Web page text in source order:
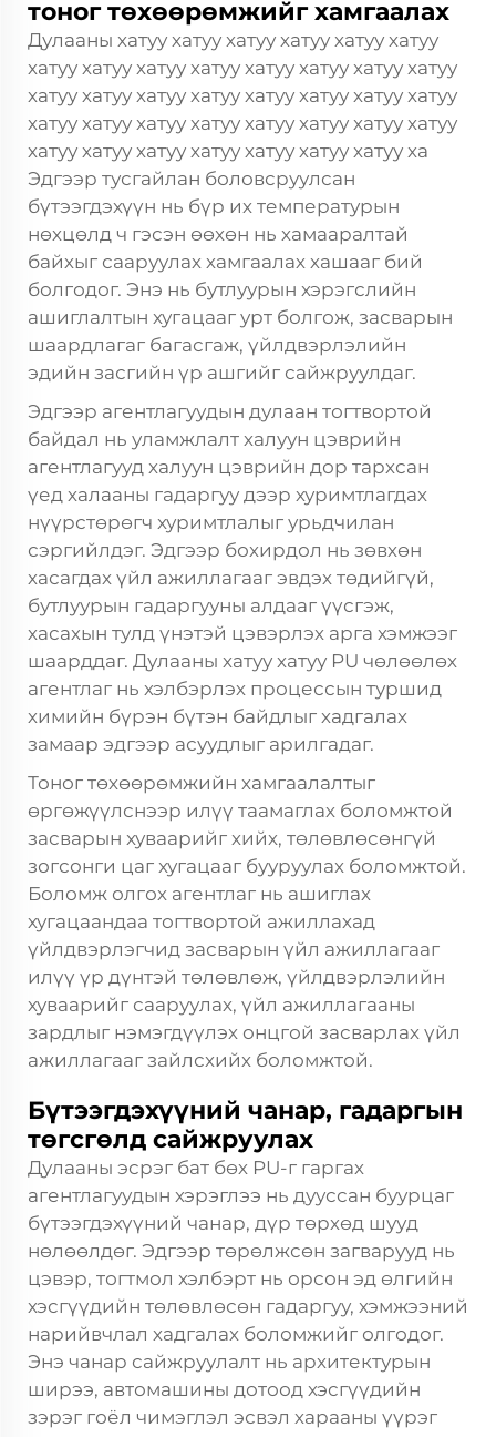
тоног төхөөрөмжийг хамгаалах
Дулааны хатуу хатуу хатуу хатуу хатуу хатуу
хатуу хатуу хатуу хатуу хатуу хатуу хатуу хатуу
хатуу хатуу хатуу хатуу хатуу хатуу хатуу хатуу
хатуу хатуу хатуу хатуу хатуу хатуу хатуу хатуу
хатуу хатуу хатуу хатуу хатуу хатуу хатуу ха
Эдгээр тусгайлан боловсруулсан
бүтээгдэхүүн нь бүр их температурын
нөхцөлд ч гэсэн өөхөн нь хамааралтай
байхыг сааруулах хамгаалах хашааг бий
болгодог. Энэ нь бутлуурын хэрэгслийн
ашиглалтын хугацааг урт болгож, засварын
шаардлагаг багасгаж, үйлдвэрлэлийн
эдийн засгийн үр ашгийг сайжруулдаг.
Эдгээр агентлагуудын дулаан тогтвортой
байдал нь уламжлалт халуун цэврийн
агентлагууд халуун цэврийн дор тархсан
үед халааны гадаргуу дээр хуримтлагдах
нүүрстөрөгч хуримтлалыг урьдчилан
сэргийлдэг. Эдгээр бохирдол нь зөвхөн
хасагдах үйл ажиллагааг эвдэх төдийгүй,
бутлуурын гадаргууны алдааг үүсгэж,
хасахын тулд үнэтэй цэвэрлэх арга хэмжээг
шаарддаг. Дулааны хатуу хатуу PU чөлөөлөх
агентлаг нь хэлбэрлэх процессын туршид
химийн бүрэн бүтэн байдлыг хадгалах
замаар эдгээр асуудлыг арилгадаг.
Тоног төхөөрөмжийн хамгаалалтыг
өргөжүүлснээр илүү таамаглах боломжтой
засварын хуваарийг хийх, төлөвлөсөнгүй
зогсонги цаг хугацааг бууруулах боломжтой.
Боломж олгох агентлаг нь ашиглах
хугацаандаа тогтвортой ажиллахад
үйлдвэрлэгчид засварын үйл ажиллагааг
илүү үр дүнтэй төлөвлөж, үйлдвэрлэлийн
хуваарийг сааруулах, үйл ажиллагааны
зардлыг нэмэгдүүлэх онцгой засварлах үйл
ажиллагааг зайлсхийх боломжтой.
Бүтээгдэхүүний чанар, гадаргын
төгсгөлд сайжруулах
Дулааны эсрэг бат бөх PU-г гаргах
агентлагуудын хэрэглээ нь дууссан буурцаг
бүтээгдэхүүний чанар, дүр төрхөд шууд
нөлөөлдөг. Эдгээр төрөлжсөн загварууд нь
цэвэр, тогтмол хэлбэрт нь орсон эд өлгийн
хэсгүүдийн төлөвлөсөн гадаргуу, хэмжээний
нарийвчлал хадгалах боломжийг олгодог.
Энэ чанар сайжруулалт нь архитектурын
ширээ, автомашины дотоод хэсгүүдийн
зэрэг гоёл чимэглэл эсвэл харааны үүрэг